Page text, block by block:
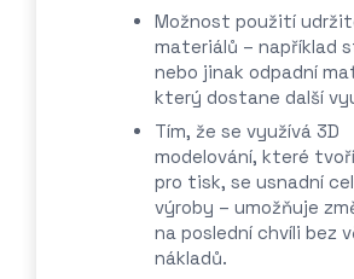
Možnost použití
materiálů – například
nebo jinak odpadní
který dostane další
Tím, že se využívá 3D
modelování, které
pro tisk, se usnadní
výroby – umožňuje
na poslední chvíli bez
nákladů.